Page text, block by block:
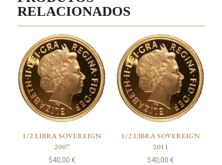
RELACIONADOS
1/2 LIBRA SOVEREIGN
2007
540,00 €
1/2 LIBRA SOVEREIGN
2011
540,00 €